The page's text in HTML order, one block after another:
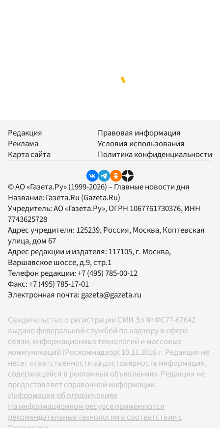
Редакция
Реклама
Карта сайта
Правовая информация
Условия использования
Политика конфиденциальности
© АО «Газета.Ру» (1999-2026) – Главные новости дня
Название: Газета.Ru (Gazeta.Ru)
Учредитель:АО «Газета.Ру», ОГРН 1067761730376, ИНН
7743625728
Адрес учредителя: 125239, Россия, Москва, Коптевская
улица, дом 67
Адрес редакции и издателя: 117105, г. Москва,
Варшавское шоссе, д.9, стр.1
Телефон редакции:+7 (495) 785-00-12
Факс:+7 (495) 785-17-01
Электронная почта:gazeta@gazeta.ru
Свидетельство о регистрации СМИ Эл № ФС77-67642
выдано федеральной службой по надзору в сфере
связи, информационных технологий и массовых
коммуникаций (Роскомнадзор) 10.11.2016 г. Редакция не
несет ответственности за достоверность информации,
содержащейся в рекламных объявлениях. Редакция не
предоставляет справочной информации.
Информация об ограничениях
На информационном ресурсе применяются
рекомендательные технологии в соответствии с